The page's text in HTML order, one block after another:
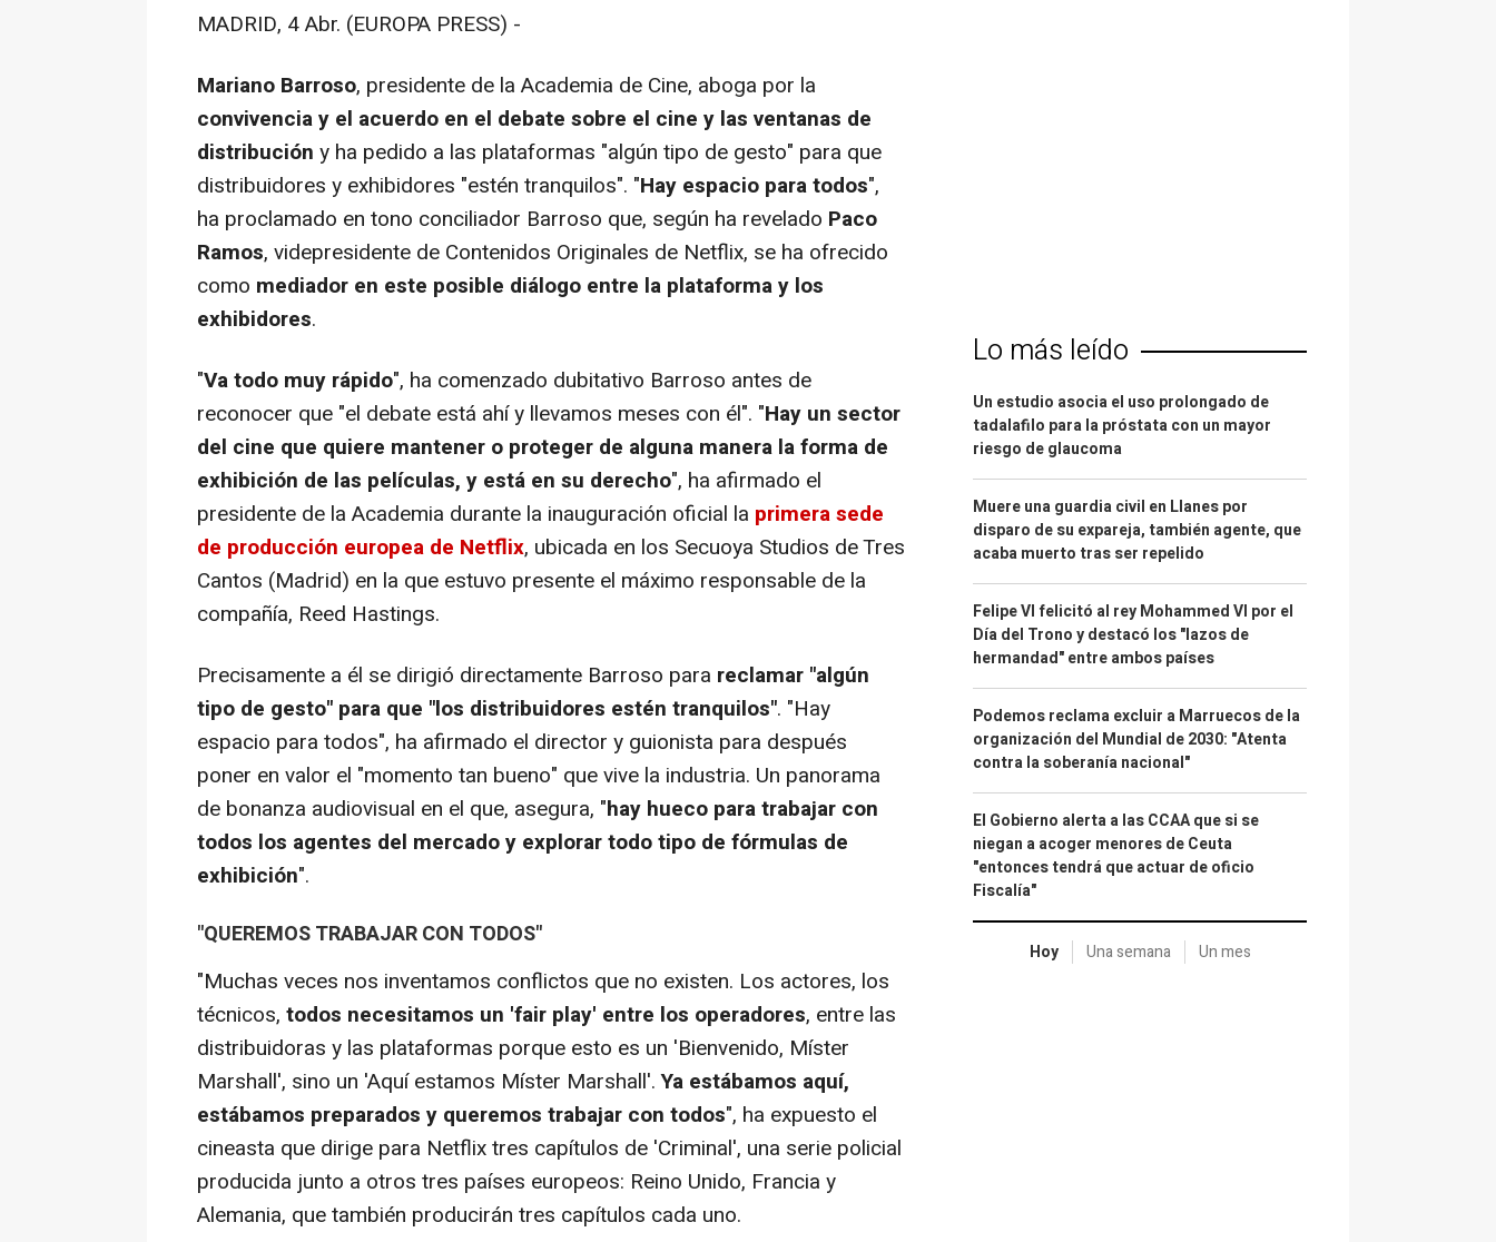
MADRID, 4 Abr. (EUROPA PRESS) -
Mariano Barroso, presidente de la Academia de Cine, aboga por la
convivencia y el acuerdo en el debate sobre el cine y las ventanas de
distribución y ha pedido a las plataformas "algún tipo de gesto" para que
distribuidores y exhibidores "estén tranquilos". "Hay espacio para todos",
ha proclamado en tono conciliador Barroso que, según ha revelado Paco
Ramos, videpresidente de Contenidos Originales de Netflix, se ha ofrecido
como mediador en este posible diálogo entre la plataforma y los
exhibidores.
"Va todo muy rápido", ha comenzado dubitativo Barroso antes de
reconocer que "el debate está ahí y llevamos meses con él". "Hay un sector
del cine que quiere mantener o proteger de alguna manera la forma de
exhibición de las películas, y está en su derecho", ha afirmado el
presidente de la Academia durante la inauguración oficial la primera sede
de producción europea de Netflix, ubicada en los Secuoya Studios de Tres
Cantos (Madrid) en la que estuvo presente el máximo responsable de la
compañía, Reed Hastings.
Precisamente a él se dirigió directamente Barroso para reclamar "algún
tipo de gesto" para que "los distribuidores estén tranquilos". "Hay
espacio para todos", ha afirmado el director y guionista para después
poner en valor el "momento tan bueno" que vive la industria. Un panorama
de bonanza audiovisual en el que, asegura, "hay hueco para trabajar con
todos los agentes del mercado y explorar todo tipo de fórmulas de
exhibición".
"QUEREMOS TRABAJAR CON TODOS"
"Muchas veces nos inventamos conflictos que no existen. Los actores, los
técnicos, todos necesitamos un 'fair play' entre los operadores, entre las
distribuidoras y las plataformas porque esto es un 'Bienvenido, Míster
Marshall', sino un 'Aquí estamos Míster Marshall'.Ya estábamos aquí,
estábamos preparados y queremos trabajar con todos", ha expuesto el
cineasta que dirige para Netflix tres capítulos de 'Criminal', una serie policial
producida junto a otros tres países europeos: Reino Unido, Francia y
Alemania, que también producirán tres capítulos cada uno.
Lo más leído
Un estudio asocia el uso prolongado de
tadalafilo para la próstata con un mayor
riesgo de glaucoma
Muere una guardia civil en Llanes por
disparo de su expareja, también agente, que
acaba muerto tras ser repelido
Felipe VI felicitó al rey Mohammed VI por el
Día del Trono y destacó los "lazos de
hermandad" entre ambos países
Podemos reclama excluir a Marruecos de la
organización del Mundial de 2030: "Atenta
contra la soberanía nacional"
El Gobierno alerta a las CCAA que si se
niegan a acoger menores de Ceuta
"entonces tendrá que actuar de oficio
Fiscalía"
Hoy Una semana Un mes